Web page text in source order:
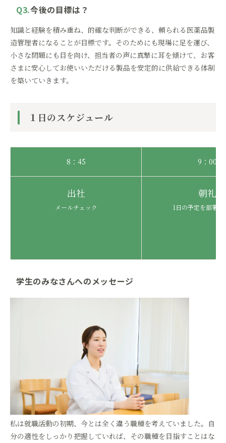
Q3.今後の目標は？
知識と経験を積み重ね、的確な判断ができる、頼られる医薬品製
造管理者になることが目標です。そのためにも現場に足を運び、
小さな問題にも目を向け、担当者の声に真摯に耳を傾けて、お客
さまに安心してお使いいただける製品を安定的に供給できる体制
を築いていきます。
１日のスケジュール
8：45 9：00
出社
メールチェック
朝礼
1日の予定を部署内
学生のみなさんへのメッセージ
私は就職活動の初期、今とは全く違う職種を考えていました。自
分の適性をしっかり把握していれば、その職種を目指すことはな